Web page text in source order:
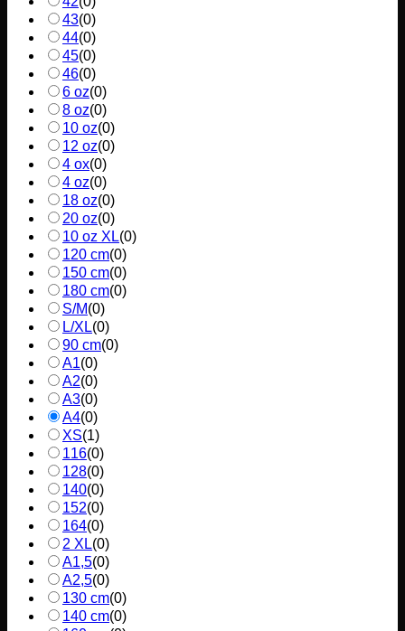
43(0)
44(0)
45(0)
46(0)
6 oz(0)
8 oz(0)
10 oz(0)
12 oz(0)
4 ox(0)
4 oz(0)
18 oz(0)
20 oz(0)
10 oz XL(0)
120 cm(0)
150 cm(0)
180 cm(0)
S/M(0)
L/XL(0)
90 cm(0)
A1(0)
A2(0)
A3(0)
A4(0)
XS(1)
116(0)
128(0)
140(0)
152(0)
164(0)
2 XL(0)
A1,5(0)
A2,5(0)
130 cm(0)
140 cm(0)